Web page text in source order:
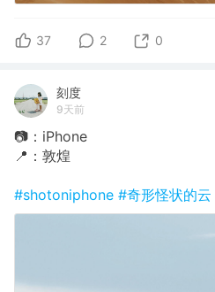
37 2 0
刻度
9天前
📷：iPhone
📍：敦煌
#shotoniphone #奇形怪状的云